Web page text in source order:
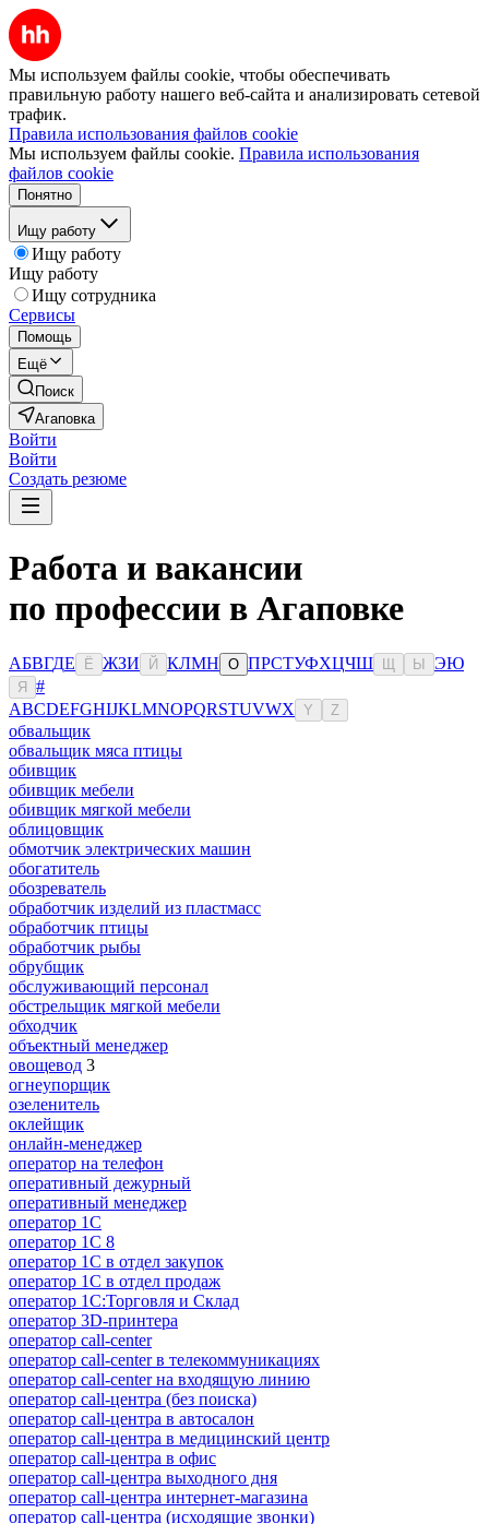
Мы используем файлы cookie, чтобы обеспечивать
правильную работу нашего веб-сайта и анализировать сетевой
трафик.
Правила использования файлов cookie
Мы используем файлы cookie. Правила использования
файлов cookie
Понятно
Ищу работу
Ищу работу
Ищу работу
Ищу сотрудника
Сервисы
Помощь
Ещё
Поиск
Агаповка
Войти
Войти
Создать резюме
Работа и вакансии
по профессии в Агаповке
АБВГДЕ Ё ЖЗИ Й КЛМН О ПРСТУФХЦЧШ Ы ЭЮ
Я
#
ABCDEFGHIJKLMNOPQRSTUVWX Y Z
обвальщик
обвальщик мяса птицы
обивщик
обивщик мебели
обивщик мягкой мебели
облицовщик
обмотчик электрических машин
обогатитель
обозреватель
обработчик изделий из пластмасс
обработчик птицы
обработчик рыбы
обрубщик
обслуживающий персонал
обстрельщик мягкой мебели
обходчик
объектный менеджер
овощевод 3
огнеупорщик
озеленитель
оклейщик
онлайн-менеджер
опeрaтoр нa тeлeфoн
оперативный дежурный
оперативный менеджер
оператор 1C
оператор 1С 8
оператор 1С в отдел закупок
оператор 1С в отдел продаж
оператор 1С:Торговля и Склад
оператор 3D-принтера
оператор call-center
оператор call-center в телекоммуникациях
оператор call-center на входящую линию
оператор call-центра (без поиска)
оператор call-центра в автосалон
оператор call-центра в медицинский центр
оператор call-центра в офис
оператор call-центра выходного дня
оператор call-центра интернет-магазина
оператор call-центра (исходящие звонки)